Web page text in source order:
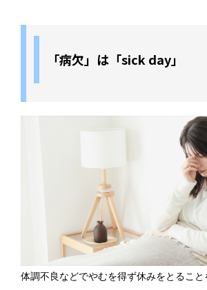
「病欠」は「sick day」
体調不良などでやむを得ず休みをとるこ